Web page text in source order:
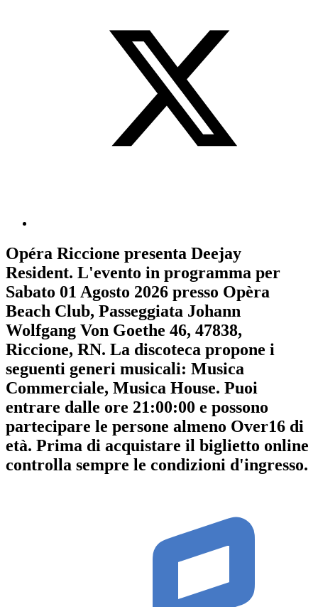
Opéra Riccione presenta Deejay
Resident. L'evento in programma per
Sabato 01 Agosto 2026 presso Opèra
Beach Club, Passeggiata Johann
Wolfgang Von Goethe 46, 47838,
Riccione, RN. La discoteca propone i
seguenti generi musicali: Musica
Commerciale, Musica House. Puoi
entrare dalle ore 21:00:00 e possono
partecipare le persone almeno Over16 di
età. Prima di acquistare il biglietto online
controlla sempre le condizioni d'ingresso.